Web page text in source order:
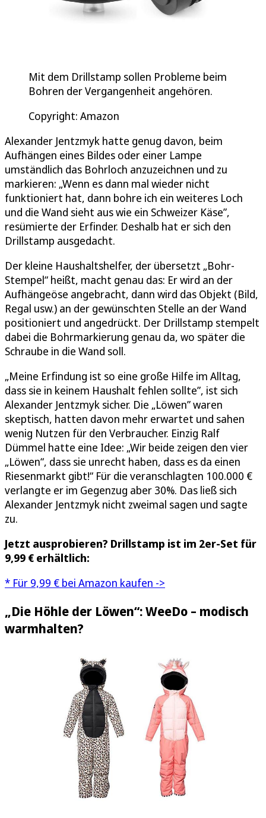
Mit dem Drillstamp sollen Probleme beim
Bohren der Vergangenheit angehören.
Copyright: Amazon
Alexander Jentzmyk hatte genug davon, beim
Aufhängen eines Bildes oder einer Lampe
umständlich das Bohrloch anzuzeichnen und zu
markieren: „Wenn es dann mal wieder nicht
funktioniert hat, dann bohre ich ein weiteres Loch
und die Wand sieht aus wie ein Schweizer Käse”,
resümierte der Erfinder. Deshalb hat er sich den
Drillstamp ausgedacht.
Der kleine Haushaltshelfer, der übersetzt „Bohr-
Stempel“ heißt, macht genau das: Er wird an der
Aufhängeöse angebracht, dann wird das Objekt (Bild,
Regal usw.) an der gewünschten Stelle an der Wand
positioniert und angedrückt. Der Drillstamp stempelt
dabei die Bohrmarkierung genau da, wo später die
Schraube in die Wand soll.
„Meine Erfindung ist so eine große Hilfe im Alltag,
dass sie in keinem Haushalt fehlen sollte”, ist sich
Alexander Jentzmyk sicher. Die „Löwen” waren
skeptisch, hatten davon mehr erwartet und sahen
wenig Nutzen für den Verbraucher. Einzig Ralf
Dümmel hatte eine Idee: „Wir beide zeigen den vier
„Löwen“, dass sie unrecht haben, dass es da einen
Riesenmarkt gibt!“ Für die veranschlagten 100.000 €
verlangte er im Gegenzug aber 30%. Das ließ sich
Alexander Jentzmyk nicht zweimal sagen und sagte
zu.
Jetzt ausprobieren? Drillstamp ist im 2er-Set für
9,99 € erhältlich:
* Für 9,99 € bei Amazon kaufen ->
„Die Höhle der Löwen“: WeeDo – modisch
warmhalten?